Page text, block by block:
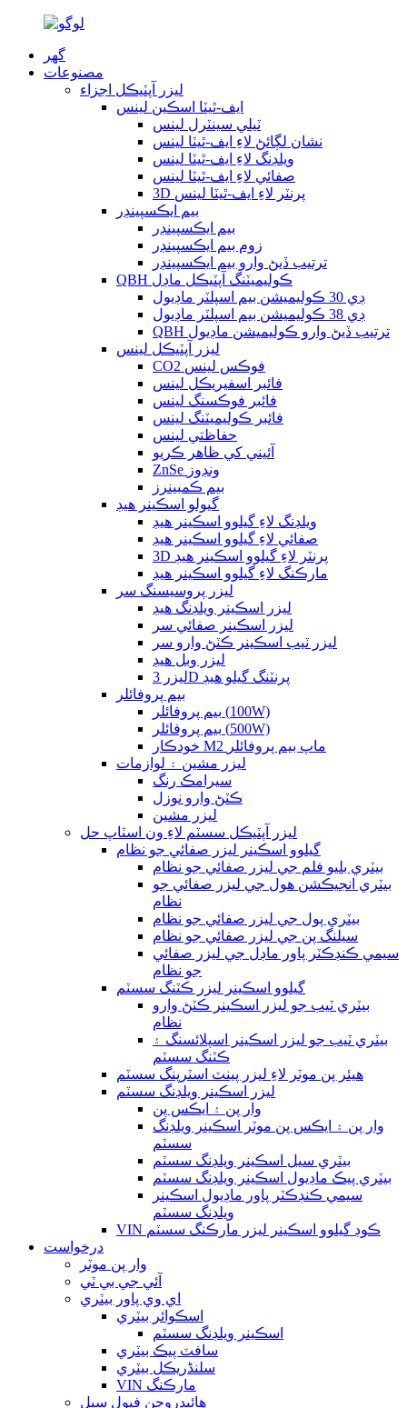
گھر
مصنوعات
ليزر آپٽيڪل اجزاء
ايف-ٿيٽا اسڪين لينس
ٽيلي سينٽرل لينس
نشان لڳائڻ لاءِ ايف-ٿيٽا لينس
ويلڊنگ لاءِ ايف-ٿيٽا لينس
صفائي لاءِ ايف-ٿيٽا لينس
3D پرنٽر لاءِ ايف-ٿيٽا لينس
بيم ايڪسپينڊر
بيم ايڪسپينڊر
زوم بيم ايڪسپينڊر
ترتيب ڏيڻ وارو بيم ايڪسپينڊر
QBH ڪوليميٽنگ آپٽيڪل ماڊل
ڊي 30 ڪوليميشن بيم اسپلٽر ماڊيول
ڊي 38 ڪوليميشن بيم اسپلٽر ماڊيول
QBH ترتيب ڏيڻ وارو ڪوليميشن ماڊيول
ليزر آپٽيڪل لينس
CO2 فوڪس لينس
فائبر اسفيريڪل لينس
فائبر فوڪسنگ لينس
فائبر ڪوليميٽنگ لينس
حفاظتي لينس
آئيني کي ظاهر ڪريو
ZnSe ونڊوز
بيم ڪمبينرز
گيولو اسڪينر هيڊ
ويلڊنگ لاءِ گيلوو اسڪينر هيڊ
صفائي لاءِ گيلوو اسڪينر هيڊ
3D پرنٽر لاءِ گيلوو اسڪينر هيڊ
مارڪنگ لاءِ گيلوو اسڪينر هيڊ
ليزر پروسيسنگ سر
ليزر اسڪينر ويلڊنگ هيڊ
ليزر اسڪينر صفائي سر
ليزر ٽيب اسڪينر ڪٽڻ وارو سر
ليزر وبل هيڊ
ليزر 3D پرنٽنگ گيلو هيڊ
بيم پروفائلر
بيم پروفائلر (100W)
بيم پروفائلر (500W)
خودڪار M2 ماپ بيم پروفائلر
ليزر مشين ۽ لوازمات
سيرامڪ رنگ
ڪٽڻ وارو نوزل
ليزر مشين
ليزر آپٽيڪل سسٽم لاءِ ون اسٽاپ حل
گيلوو اسڪينر ليزر صفائي جو نظام
بيٽري بليو فلم جي ليزر صفائي جو نظام
بيٽري انجيڪشن هول جي ليزر صفائي جو
نظام
بيٽري پول جي ليزر صفائي جو نظام
سيلنگ پن جي ليزر صفائي جو نظام
سيمي ڪنڊڪٽر پاور ماڊل جي ليزر صفائي
جو نظام
گيلوو اسڪينر ليزر ڪٽنگ سسٽم
بيٽري ٽيب جو ليزر اسڪينر ڪٽڻ وارو
نظام
بيٽري ٽيب جو ليزر اسڪينر اسپلائسنگ ۽
ڪٽنگ سسٽم
هيئر پن موٽر لاءِ ليزر پينٽ اسٽرپنگ سسٽم
ليزر اسڪينر ويلڊنگ سسٽم
وار پن ۽ ايڪس پن
وار پن ۽ ايڪس پن موٽر اسڪينر ويلڊنگ
سسٽم
بيٽري سيل اسڪينر ويلڊنگ سسٽم
بيٽري پيڪ ماڊيول اسڪينر ويلڊنگ سسٽم
سيمي ڪنڊڪٽر پاور ماڊيول اسڪينر
ويلڊنگ سسٽم
VIN ڪوڊ گيلوو اسڪينر ليزر مارڪنگ سسٽم
درخواست
وار پن موٽر
آئي جي بي ٽي
اي وي پاور بيٽري
اسڪوائر بيٽري
اسڪينر ويلڊنگ سسٽم
سافٽ پيڪ بيٽري
سلنڈريڪل بيٽري
VIN مارڪنگ
هائيڊروجن فيول سيل